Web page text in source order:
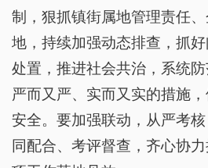
制，狠抓镇街属地管理责任
地，持续加强动态排查，抓
处置，推进社会共治，系统
严而又严、实而又实的措施
安全。要加强联动，从严考
同配合、考评督查，齐心协